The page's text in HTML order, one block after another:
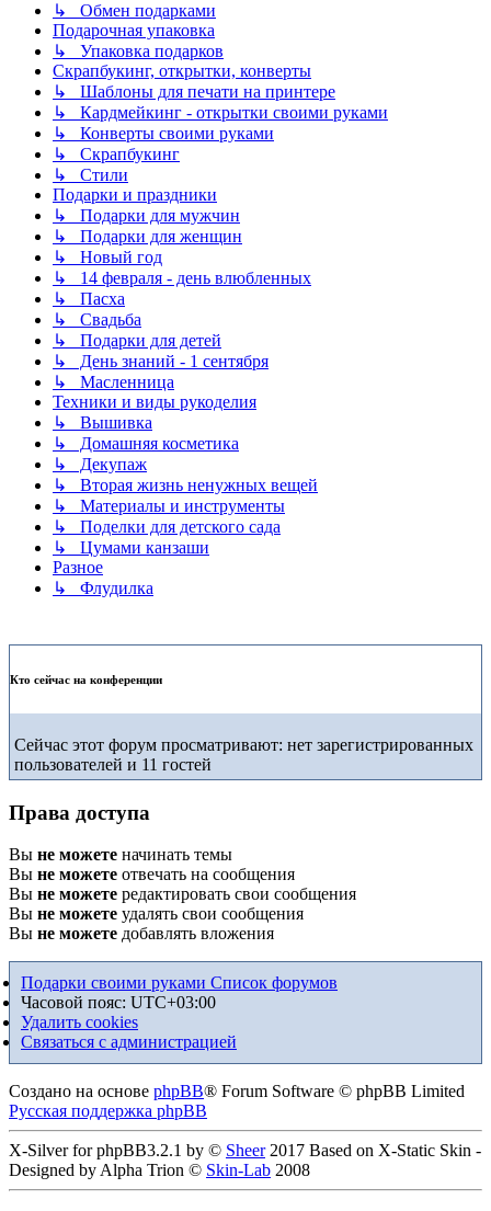
↳ Обмен подарками
Подарочная упаковка
↳ Упаковка подарков
Скрапбукинг, открытки, конверты
↳ Шаблоны для печати на принтере
↳ Кардмейкинг - открытки своими руками
↳ Конверты своими руками
↳ Скрапбукинг
↳ Стили
Подарки и праздники
↳ Подарки для мужчин
↳ Подарки для женщин
↳ Новый год
↳ 14 февраля - день влюбленных
↳ Пасха
↳ Свадьба
↳ Подарки для детей
↳ День знаний - 1 сентября
↳ Масленница
Техники и виды рукоделия
↳ Вышивка
↳ Домашняя косметика
↳ Декупаж
↳ Вторая жизнь ненужных вещей
↳ Материалы и инструменты
↳ Поделки для детского сада
↳ Цумами канзаши
Разное
↳ Флудилка
Кто сейчас на конференции
Сейчас этот форум просматривают: нет зарегистрированных
пользователей и 11 гостей
Права доступа
Вы не можете начинать темы
Вы не можете отвечать на сообщения
Вы не можете редактировать свои сообщения
Вы не можете удалять свои сообщения
Вы не можете добавлять вложения
Подарки своими руками Список форумов
Часовой пояс: UTC+03:00
Удалить cookies
Связаться с администрацией
Создано на основе phpBB® Forum Software © phpBB Limited
Русская поддержка phpBB
X-Silver for phpBB3.2.1 by © Sheer2017 Based on X-Static Skin -
Designed by Alpha Trion © Skin-Lab 2008